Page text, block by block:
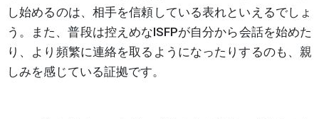
し始めるのは、相手を信頼している表れといえるでしょ
う。また、普段は控えめなISFPが自分から会話を始めた
り、より頻繁に連絡を取るようになったりするのも、親
しみを感じている証拠です。